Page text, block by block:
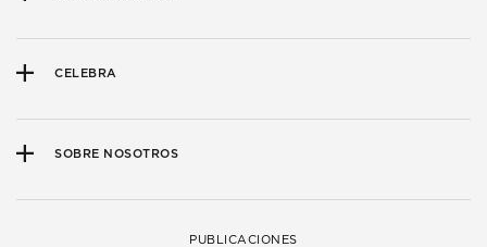
CELEBRA
SOBRE NOSOTROS
PUBLICACIONES